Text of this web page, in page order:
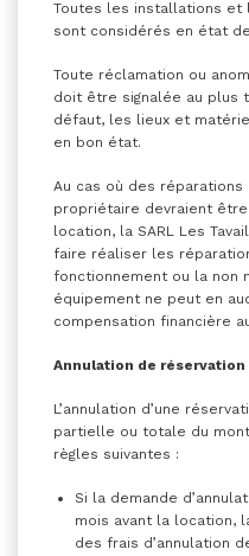
Toutes les installations et
sont considérés en état
Toute réclamation ou
doit être signalée au plus
défaut, les lieux et
en bon état.
Au cas où des réparations
propriétaire devraient
location, la SARL Les
faire réaliser les
fonctionnement ou la non
équipement ne peut en
compensation financière
Annulation de réservation
L’annulation d’une
partielle ou totale du
règles suivantes :
Si la demande
mois avant la location,
des frais d’annulation